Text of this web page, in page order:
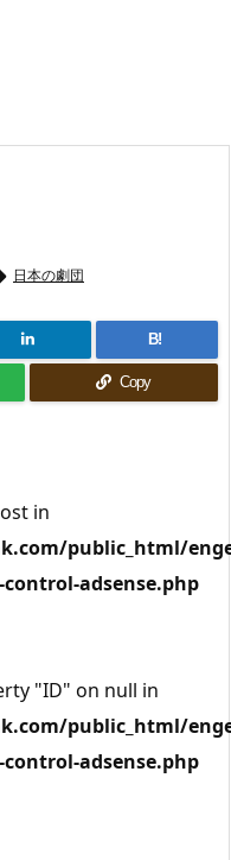
日本の劇団
B!
Copy
in
public_html/
adsense.php
"ID" on null in
public_html/
adsense.php